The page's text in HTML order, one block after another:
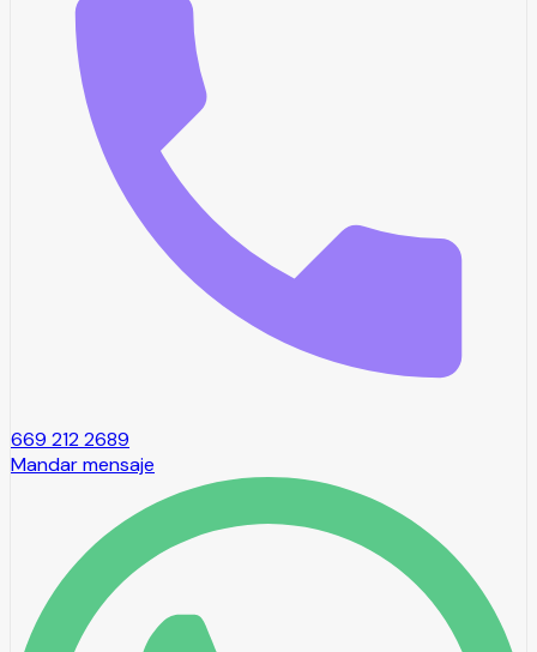
669 212 2689
Mandar mensaje